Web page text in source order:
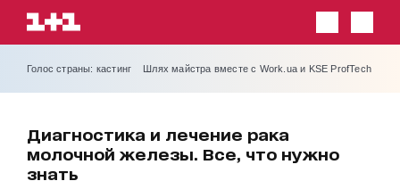
Голос страны: кастинг Шлях майстра вместе с Work.ua и KSE ProfTech
Диагностика и лечение рака
молочной железы. Все, что нужно
знать